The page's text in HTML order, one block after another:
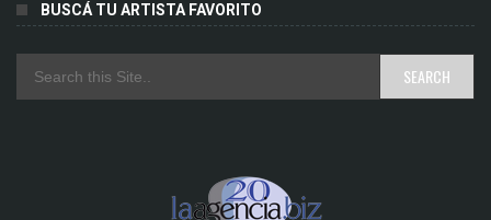
BUSCÁ TU ARTISTA FAVORITO